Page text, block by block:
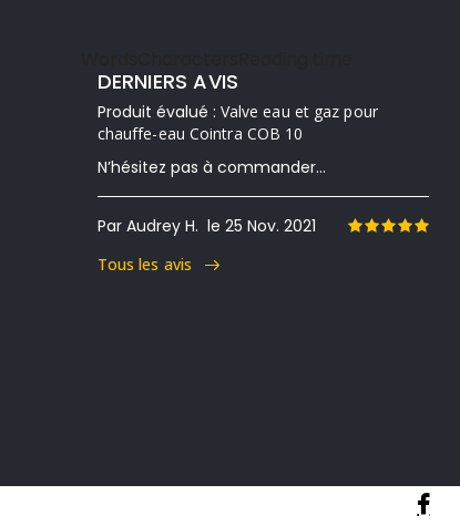
DERNIERS AVIS
Produit évalué : Valve eau et gaz pour
chauffe-eau Cointra COB 10
N’hésitez pas à commander...
Par Audrey H. le 25 Nov. 2021
Tous les avis